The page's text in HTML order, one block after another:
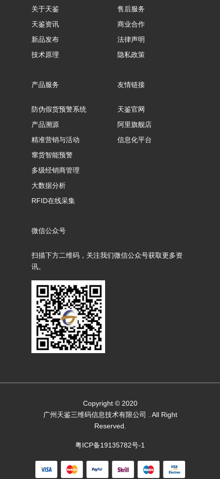
关于天鉴
天鉴资讯
新品发布
技术原理
售后服务
商业合作
法律声明
隐私政策
产品服务
防伪假货预警系统
产品溯源
精准营销与活动
窜货智能预警
多级经销商管理
大数据分析
RFID在线采集
友情链接
天鉴官网
阿里旗舰店
信息化平台
微信公众号
扫描下方二维码，关注我们微信公众号获取更多资
讯。
Copyright © 2020
广州天鉴三维码信息技术有限公司
. All Right
Reserved.
粤ICP备19135782号-1